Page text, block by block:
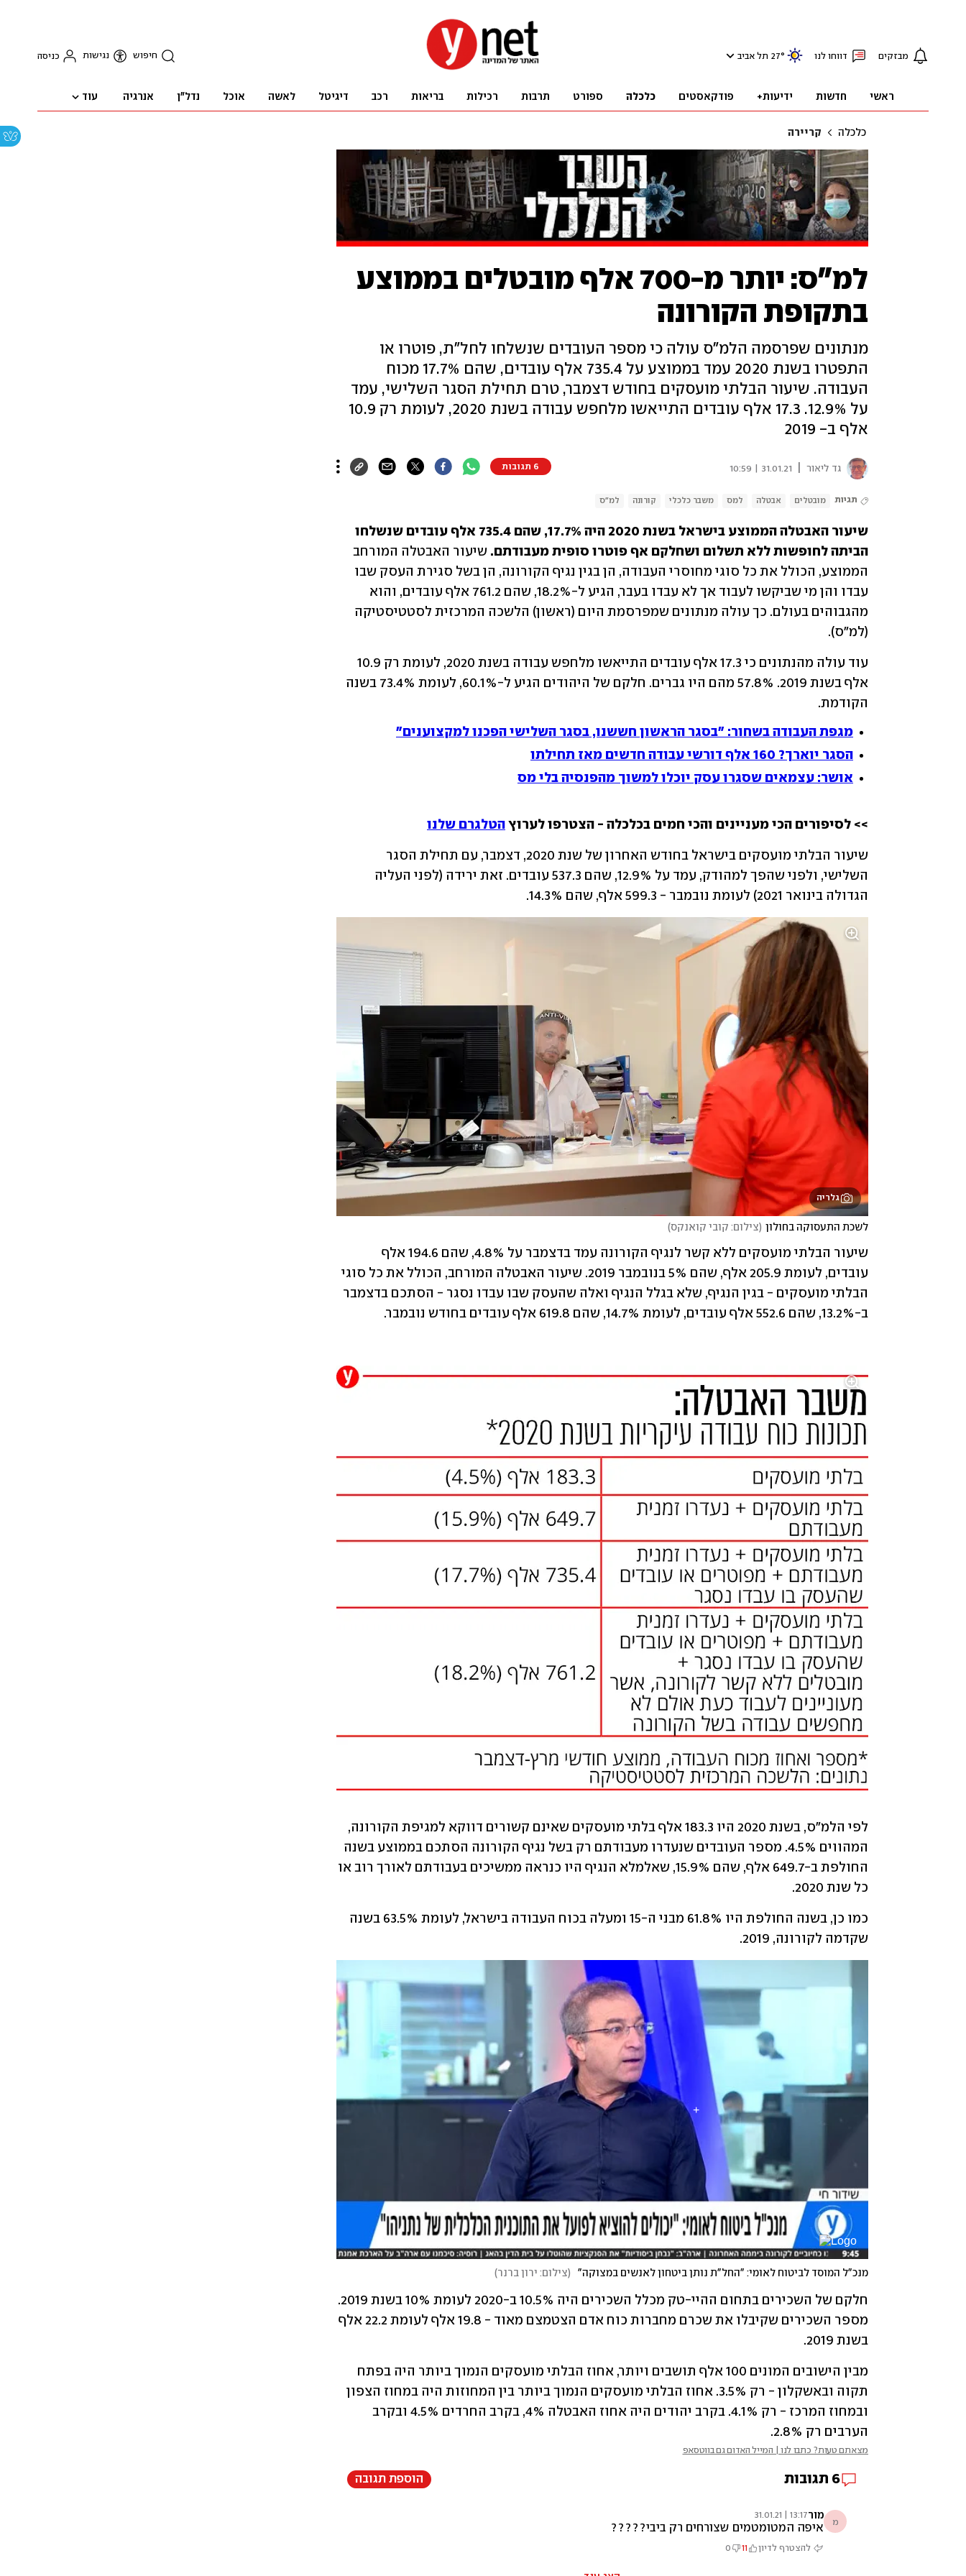
מבזקים דווחו לנו 27° תל אביב חיפוש נגישות כניסה
ראשי חדשות ידיעות+ פודקאסטים כלכלה ספורט תרבות רכילות בריאות רכב דיגיטל לאשה אוכל נדל"ן אנרגיה עוד
כלכלה קריירה
למ"ס: יותר מ-700 אלף מובטלים בממוצע
בתקופת הקורונה
מנתונים שפרסמה הלמ"ס עולה כי מספר העובדים שנשלחו לחל"ת, פוטרו או
התפטרו בשנת 2020 עמד בממוצע על 735.4 אלף עובדים, שהם 17.7% מכוח
העבודה. שיעור הבלתי מועסקים בחודש דצמבר, טרם תחילת הסגר השלישי, עמד
על 12.9%. 17.3 אלף עובדים התייאשו מלחפש עבודה בשנת 2020, לעומת רק 10.9
אלף ב- 2019
גד ליאור 31.01.21 | 10:59 6 תגובות
תגיות מובטלים אבטלה למס משבר כלכלי קורונה למ"ס
הביתה לחופשות ללא תשלום ושחלקם אף פוטרו סופית מעבודתם.
(למ"ס).
הקודמת.
מגפת העבודה בשחור: "בסגר הראשון חששנו, בסגר השלישי הפכנו למקצוענים"
הסגר יוארך? 160 אלף דורשי עבודה חדשים מאז תחילתו
אושר: עצמאים שסגרו עסק יוכלו למשוך מהפנסיה בלי מס
>> לסיפורים הכי מעניינים והכי חמים בכלכלה - הצטרפו לערוץ הטלגרם שלנו
הגדולה בינואר 2021) לעומת נובמבר - 599.3 אלף, שהם 14.3%.
גלריה
לשכת התעסוקה בחולון (צילום: קובי קואנקס)
ב-13.2%, שהם 552.6 אלף עובדים, לעומת 14.7%, שהם 619.8 אלף עובדים בחודש נובמבר.
כל שנת 2020.
שקדמה לקורונה, 2019.
מנכ"ל המוסד לביטוח לאומי: "החל"ת נותן ביטחון לאנשים במצוקה" (צילום: ירון ברנר)
בשנת 2019.
הערבים רק 2.8%.
מצאתם טעות? כתבו לנו | המייל האדום גם בווטסאפ
6 תגובות הוספת תגובה
מ מור13:17 | 31.01.21
איפה המטומטמים שצורחים רק ביבי?????
להצטרף לדיון 11
0